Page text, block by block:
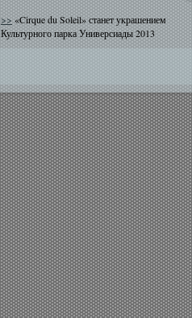
>>«Cirque du Soleil» станет украшением
Культурного парка Универсиады 2013